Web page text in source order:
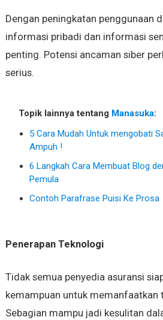
Dengan peningkatan penggunaan
informasi pribadi dan informasi
penting. Potensi ancaman siber
serius.
Topik lainnya tentang Manasuka:
5 Cara Mudah Untuk mengobati
Ampuh !
6 Langkah Cara Membuat Blog
Pemula
Contoh Parafrase Puisi Ke Prosa
Penerapan Teknologi
Tidak semua penyedia asuransi
kemampuan untuk memanfaatkan
Sebagian mampu jadi kesulitan